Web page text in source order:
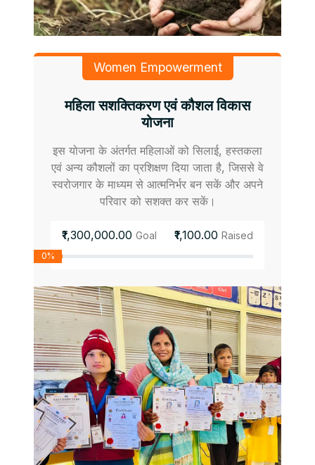
Women Empowerment
महिला सशक्तिकरण एवं कौशल विकास
योजना
इस योजना के अंतर्गत महिलाओं को सिलाई, हस्तकला
एवं अन्य कौशलों का प्रशिक्षण दिया जाता है, जिससे वे
स्वरोजगार के माध्यम से आत्मनिर्भर बन सकें और अपने
परिवार को सशक्त कर सकें।
₹1,300,000.00 Goal ₹1,100.00 Raised
0%